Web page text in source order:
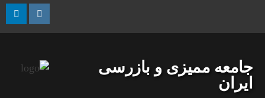
Instagram
جامعه ممیزی و بازرسی
ایران